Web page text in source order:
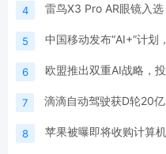
4 雷鸟X3 Pro AR眼镜入
5 中国移动发布“AI+”计
6 欧盟推出双重AI战略，
7 滴滴自动驾驶获D轮20
8 苹果被曝即将收购计算